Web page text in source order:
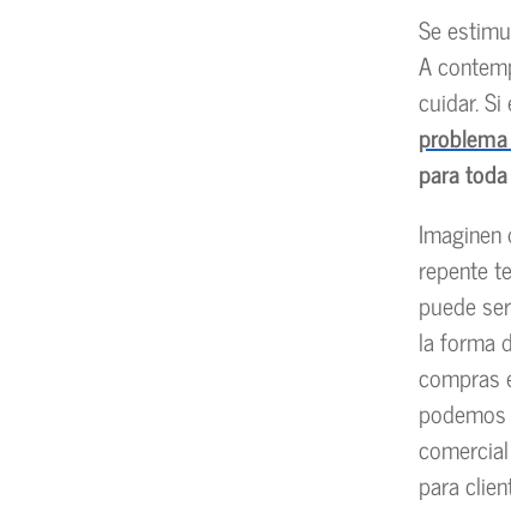
Se
A
cuidar.
para
repente
puede
la forma
compras
para